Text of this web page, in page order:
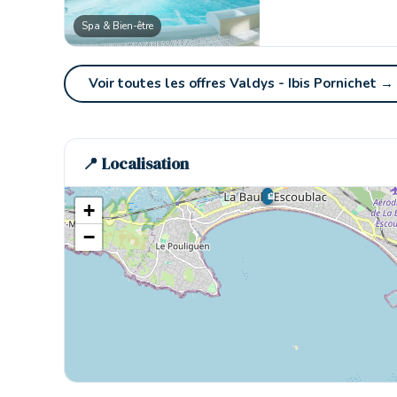
Spa & Bien-être
Voir toutes les offres Valdys - Ibis Pornichet →
📍 Localisation
🏨
🏨
🏨
+
−